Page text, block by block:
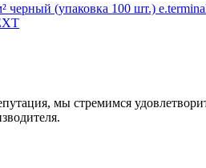
мы стремимся